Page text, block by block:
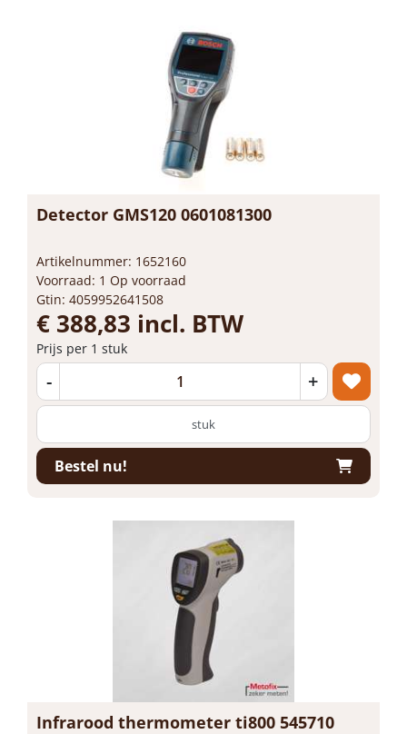
Detector GMS120 0601081300
Artikelnummer: 1652160
Voorraad: 1 Op voorraad
Gtin: 4059952641508
€ 388,83 incl. BTW
Prijs per 1 stuk
- +
stuk
Bestel nu!
Infrarood thermometer ti800 545710